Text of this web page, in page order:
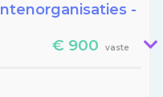
-
€ 900 vaste